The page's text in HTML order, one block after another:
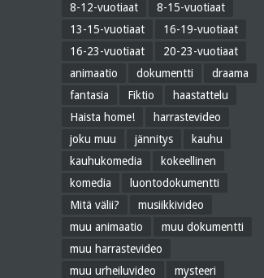
8-12-vuotiaat
8-15-vuotiaat
13-15-vuotiaat
16-19-vuotiaat
16-23-vuotiaat
20-23-vuotiaat
animaatio
dokumentti
draama
fantasia
Fiktio
haastattelu
Haista home!
harrastevideo
joku muu
jännitys
kauhu
kauhukomedia
kokeellinen
komedia
luontodokumentti
Mitä välii?
musiikkivideo
muu animaatio
muu dokumentti
muu harrastevideo
muu urheiluvideo
mysteeri